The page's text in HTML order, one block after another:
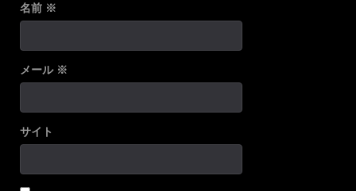
名前 ※
メール ※
サイト